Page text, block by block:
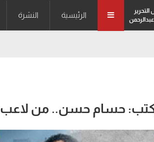
الرئيسية النشرة
حسن.. من لاعب 1990 إلى مدرب حلم مصر